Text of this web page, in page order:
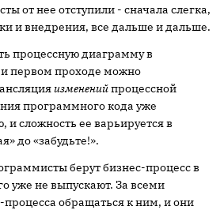
от нее отступили - сначала слегка,
и внедрения, все дальше и дальше.
процессную диаграмму в
первом проходе можно
измененийпроцессной
программного кода уже
и сложность ее варьируется в
до «забудьте!».
берут бизнес-процесс в
уже не выпускают. За всеми
обращаться к ним, и они